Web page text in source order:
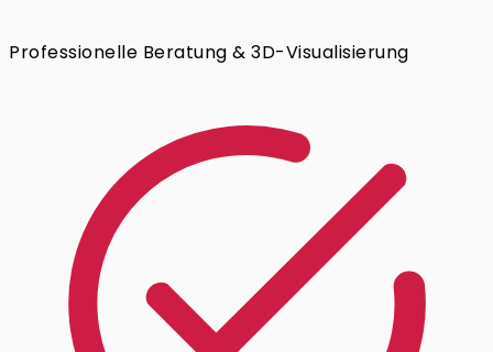
Professionelle Beratung & 3D-Visualisierung